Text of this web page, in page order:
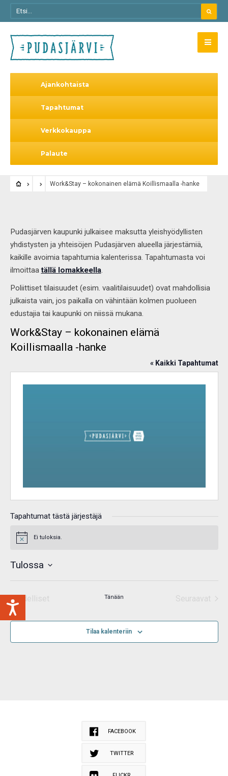
Ajankohtaista
Tapahtumat
Verkkokauppa
Palaute
Work&Stay – kokonainen elämä Koillismaalla -hanke
Pudasjärven kaupunki julkaisee maksutta yleishyödyllisten
yhdistysten ja yhteisöjen Pudasjärven alueella järjestämiä,
kaikille avoimia tapahtumia kalenterissa. Tapahtumasta voi
ilmoittaatällä lomakkeella.
Poliittiset tilaisuudet (esim. vaalitilaisuudet) ovat mahdollisia
julkaista vain, jos paikalla on vähintään kolmen puolueen
edustajia tai kaupunki on niissä mukana.
Work&Stay – kokonainen elämä
Koillismaalla -hanke
« Kaikki Tapahtumat
Tapahtumat tästä järjestäjä
Notice Ei tuloksia.
Tulossa
Valitse
päivä.Edelliset
Tänään
Seuraavat
Tilaa kalenteriin
FACEBOOK
TWITTER